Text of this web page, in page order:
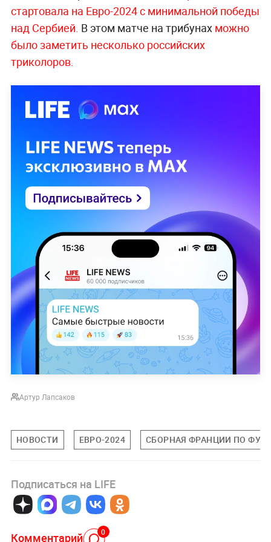
стартовала на Евро-2024 с минимальной победы
над Сербией. В этом матче на трибунах можно
было заметить несколько российских
триколоров.
Артур Лапсаков
НОВОСТИ ЕВРО-2024 СБОРНАЯ ФРАНЦИИ ПО
Подписаться на LIFE
Комментарий 0